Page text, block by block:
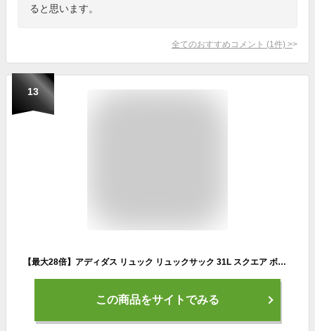
ると思います。
全てのおすすめコメント (1 件) >
13
【最大28倍】アディダス リュック リュックサック 31L スクエア ボックス型 通学 大学生 高校生 中学生 男子 女子 男の子 女の子 大容量 軽量 撥水 かわいい スポーツブランド バッグ A4 B4 adidas 63772 【在庫限り】
この商品をサイトでみる